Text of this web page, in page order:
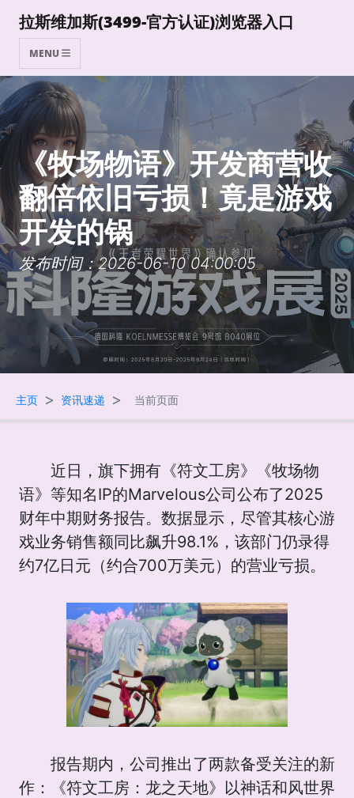
拉斯维加斯(3499-官方认证)浏览器入口
MENU
《牧场物语》开发商营收
翻倍依旧亏损！竟是游戏
开发的锅
发布时间：2026-06-10 04:00:05
主页 > 资讯速递 > 当前页面
近日，旗下拥有《符文工房》《牧场物
语》等知名IP的Marvelous公司公布了2025
财年中期财务报告。数据显示，尽管其核心游
戏业务销售额同比飙升98.1%，该部门仍录得
约7亿日元（约合700万美元）的营业亏损。
报告期内，公司推出了两款备受关注的新
作：《符文工房：龙之天地》以神话和风世界